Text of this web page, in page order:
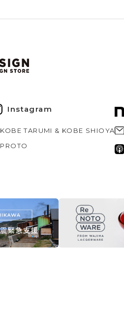
Instagram
KOBE TARUMI & KOBE SHIOYA
PROTO